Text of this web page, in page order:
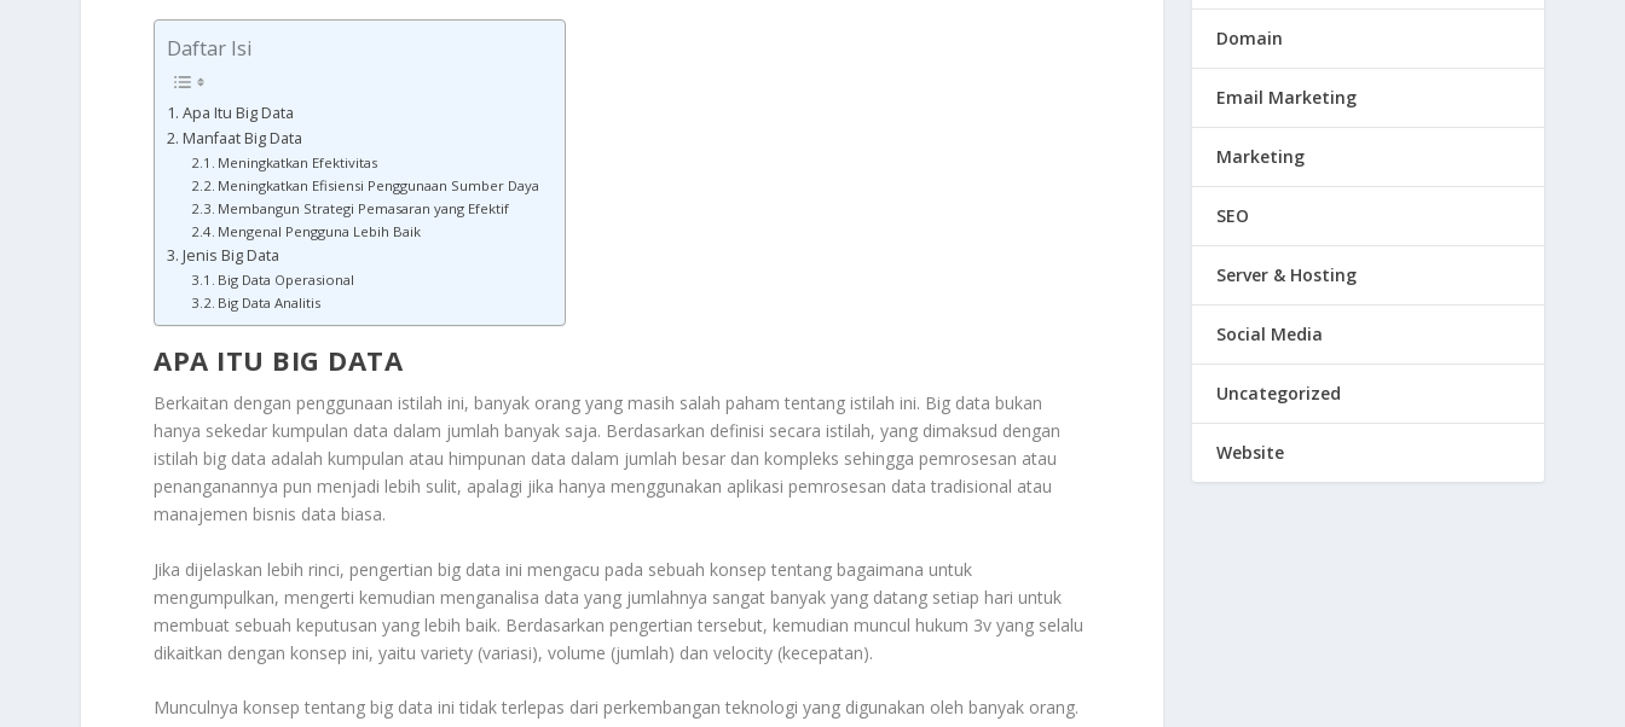
Daftar Isi
Apa Itu Big Data
Manfaat Big Data
Meningkatkan Efektivitas
Meningkatkan Efisiensi Penggunaan Sumber Daya
Membangun Strategi Pemasaran yang Efektif
Mengenal Pengguna Lebih Baik
Jenis Big Data
Big Data Operasional
Big Data Analitis
APA ITU BIG DATA
Berkaitan dengan penggunaan istilah ini, banyak orang yang masih salah paham tentang istilah ini. Big data bukan
hanya sekedar kumpulan data dalam jumlah banyak saja. Berdasarkan definisi secara istilah, yang dimaksud dengan
istilah big data adalah kumpulan atau himpunan data dalam jumlah besar dan kompleks sehingga pemrosesan atau
penanganannya pun menjadi lebih sulit, apalagi jika hanya menggunakan aplikasi pemrosesan data tradisional atau
manajemen bisnis data biasa.
Jika dijelaskan lebih rinci, pengertian big data ini mengacu pada sebuah konsep tentang bagaimana untuk
mengumpulkan, mengerti kemudian menganalisa data yang jumlahnya sangat banyak yang datang setiap hari untuk
membuat sebuah keputusan yang lebih baik. Berdasarkan pengertian tersebut, kemudian muncul hukum 3v yang selalu
dikaitkan dengan konsep ini, yaitu variety (variasi), volume (jumlah) dan velocity (kecepatan).
Munculnya konsep tentang big data ini tidak terlepas dari perkembangan teknologi yang digunakan oleh banyak orang.
Domain
Email Marketing
Marketing
SEO
Server & Hosting
Social Media
Uncategorized
Website